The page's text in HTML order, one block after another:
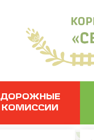
ДОРОЖНЫЕ
КОМИССИИ